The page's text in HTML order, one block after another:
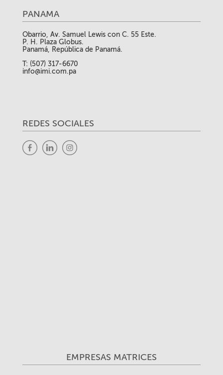
PANAMA
Obarrio, Av. Samuel Lewis con C. 55 Este.
P. H. Plaza Globus.
Panamá, República de Panamá.
T: (507) 317-6670
info@imi.com.pa
REDES SOCIALES
EMPRESAS MATRICES